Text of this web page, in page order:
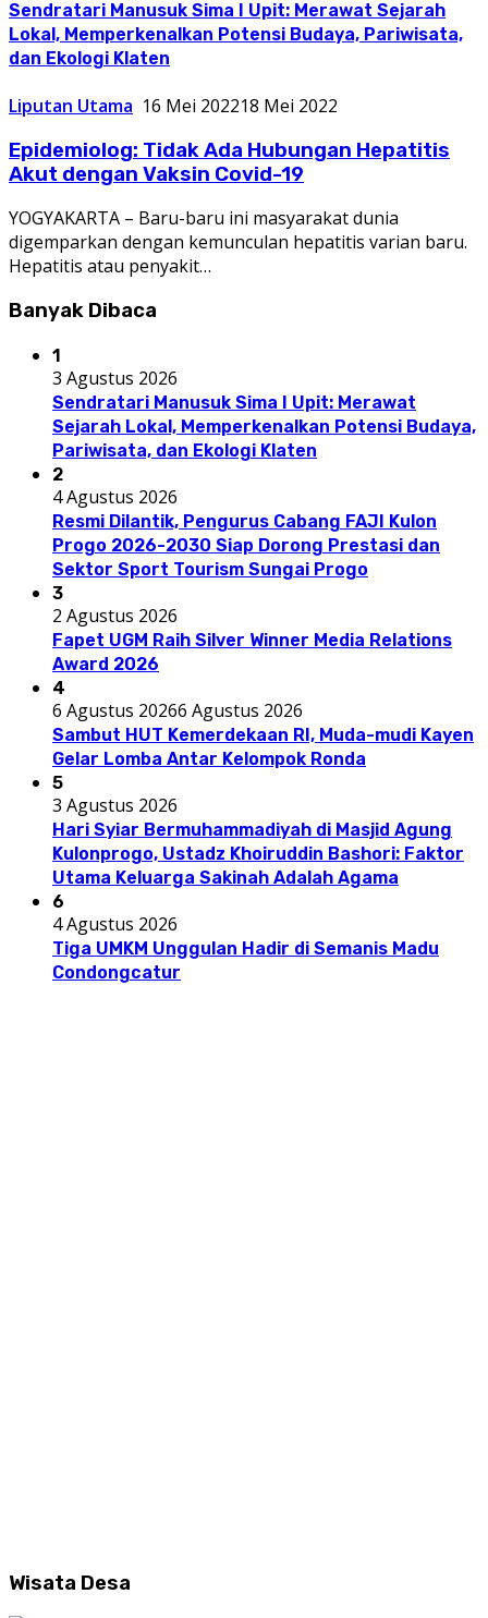
Sendratari Manusuk Sima I Upit: Merawat Sejarah
Lokal, Memperkenalkan Potensi Budaya, Pariwisata,
dan Ekologi Klaten
Liputan Utama 16 Mei 202218 Mei 2022
Epidemiolog: Tidak Ada Hubungan Hepatitis
Akut dengan Vaksin Covid-19
YOGYAKARTA – Baru-baru ini masyarakat dunia
digemparkan dengan kemunculan hepatitis varian baru.
Hepatitis atau penyakit…
Banyak Dibaca
1
3 Agustus 2026
Sendratari Manusuk Sima I Upit: Merawat
Sejarah Lokal, Memperkenalkan Potensi Budaya,
Pariwisata, dan Ekologi Klaten
2
4 Agustus 2026
Resmi Dilantik, Pengurus Cabang FAJI Kulon
Progo 2026-2030 Siap Dorong Prestasi dan
Sektor Sport Tourism Sungai Progo
3
2 Agustus 2026
Fapet UGM Raih Silver Winner Media Relations
Award 2026
4
6 Agustus 20266 Agustus 2026
Sambut HUT Kemerdekaan RI, Muda-mudi Kayen
Gelar Lomba Antar Kelompok Ronda
5
3 Agustus 2026
Hari Syiar Bermuhammadiyah di Masjid Agung
Kulonprogo, Ustadz Khoiruddin Bashori: Faktor
Utama Keluarga Sakinah Adalah Agama
6
4 Agustus 2026
Tiga UMKM Unggulan Hadir di Semanis Madu
Condongcatur
Wisata Desa